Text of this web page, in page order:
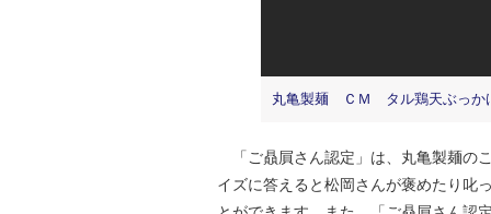
丸亀製麺 ＣＭ タル鶏天ぶっか
「ご贔屓さん認定」は、丸亀製麺の
イズに答えると松岡さんが褒めたり叱